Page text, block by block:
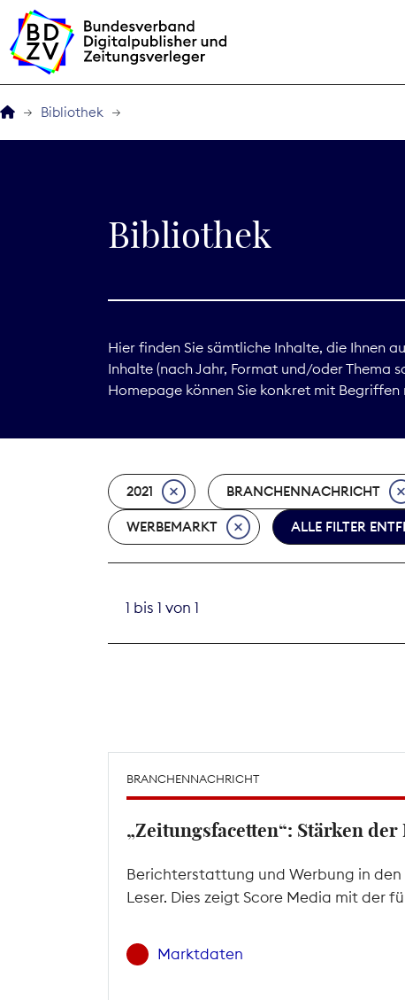
BDZVplus GmbH
Service
Bibliothek
Bibliothek
Hier finden Sie sämtliche Inhalte, die Ihnen
Inhalte (nach Jahr, Format und/oder Thema
Homepage können Sie konkret mit Begriffen
2021 BRANCHENNACHRICHT
WERBEMARKT ALLE FILTER
1 bis 1 von 1
BRANCHENNACHRICHT
„Zeitungsfacetten“: Stärken
Berichterstattung und Werbung in
Leser. Dies zeigt Score Media mit der
Marktdaten